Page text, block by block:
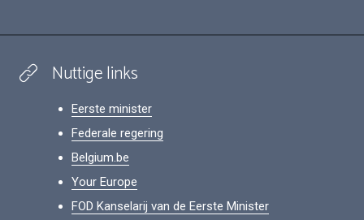
Nuttige links
Eerste minister
Federale regering
Belgium.be
Your Europe
FOD Kanselarij van de Eerste Minister